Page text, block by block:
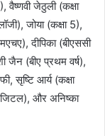
वैष्णवी जेठुली (कक्षा
जोया (कक्षा 5),
दीपिका (बीएससी
जैन (बीए प्रथम वर्ष),
सृष्टि आर्य (कक्षा
और अनिष्का